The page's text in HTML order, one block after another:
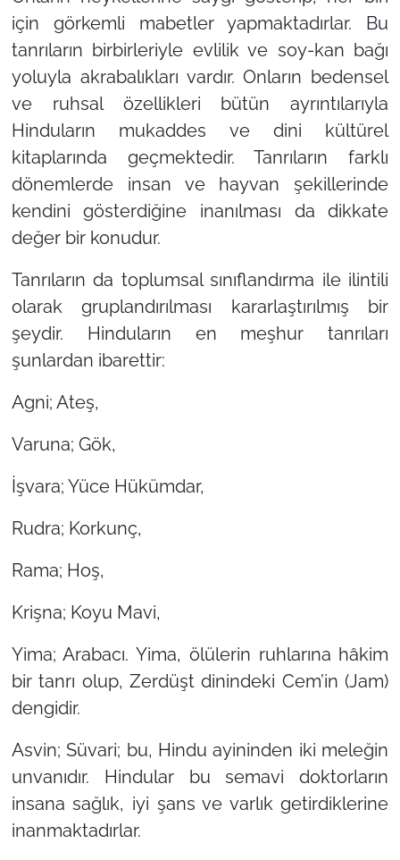
için görkemli mabetler yapmaktadırlar. Bu
tanrıların birbirleriyle evlilik ve soy-kan bağı
yoluyla akrabalıkları vardır. Onların bedensel
ve ruhsal özellikleri bütün ayrıntılarıyla
Hinduların mukaddes ve dini kültürel
kitaplarında geçmektedir. Tanrıların farklı
dönemlerde insan ve hayvan şekillerinde
kendini gösterdiğine inanılması da dikkate
değer bir konudur.
Tanrıların da toplumsal sınıflandırma ile ilintili
olarak gruplandırılması kararlaştırılmış bir
şeydir. Hinduların en meşhur tanrıları
şunlardan ibarettir:
Agni; Ateş,
Varuna; Gök,
İşvara; Yüce Hükümdar,
Rudra; Korkunç,
Rama; Hoş,
Krişna; Koyu Mavi,
Yima; Arabacı. Yima, ölülerin ruhlarına hâkim
bir tanrı olup, Zerdüşt dinindeki Cem’in (Jam)
dengidir.
Asvin; Süvari; bu, Hindu ayininden iki meleğin
unvanıdır. Hindular bu semavi doktorların
insana sağlık, iyi şans ve varlık getirdiklerine
inanmaktadırlar.